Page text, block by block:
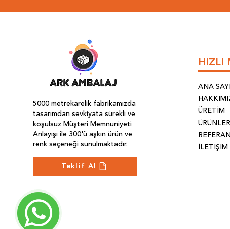
5000 metrekarelik fabrikamızda
tasarımdan sevkiyata sürekli ve
koşulsuz Müşteri Memnuniyeti
Anlayışı ile 300'ü aşkın ürün ve
renk seçeneği sunulmaktadır.
Teklif Al
HIZLI
ANA
ÜRETİM
ÜRÜNLER
İLETİŞİM